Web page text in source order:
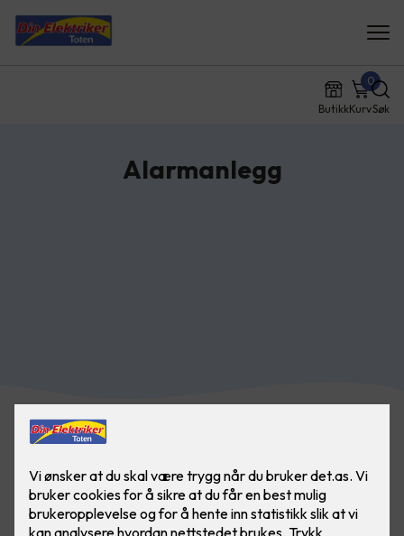
ButikkKurv
0
Søk
Alarmanlegg
Vi sørger for at du blir varslet raskt ved brann
eller innbrudd i dine lokaler.
I dag finnes det mange gode alarmsystemer på markedet.
Vi hjelper deg med å velge løsningene som best mulig sikrer
dine lokaler mot brann og innbrudd.